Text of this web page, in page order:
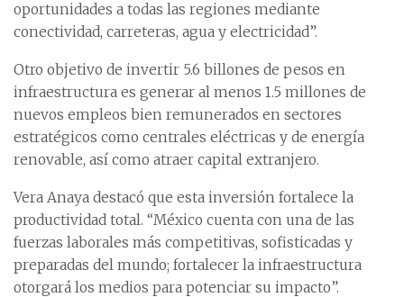
oportunidades a todas las regiones mediante
conectividad, carreteras, agua y electricidad”.
Otro objetivo de invertir 5.6 billones de pesos en
infraestructura es generar al menos 1.5 millones de
nuevos empleos bien remunerados en sectores
estratégicos como centrales eléctricas y de energía
renovable, así como atraer capital extranjero.
Vera Anaya destacó que esta inversión fortalece la
productividad total. “México cuenta con una de las
fuerzas laborales más competitivas, sofisticadas y
preparadas del mundo; fortalecer la infraestructura
otorgará los medios para potenciar su impacto”.